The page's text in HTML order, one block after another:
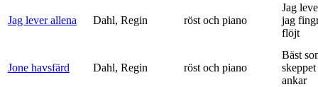
Jag lever allena Dahl, Regin röst och piano
Jag
jag
flöjt
Jone havsfärd Dahl, Regin röst och piano
Bäst
ankar